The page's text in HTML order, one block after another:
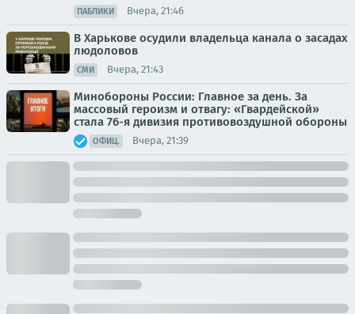
ПАБЛИКИ Вчера, 21:46
В Харькове осудили владельца канала о засадах
людоловов
СМИ Вчера, 21:43
Минобороны России: Главное за день. За
массовый героизм и отвагу: «Гвардейской»
стала 76-я дивизия противовоздушной обороны
ОФИЦ. Вчера, 21:39